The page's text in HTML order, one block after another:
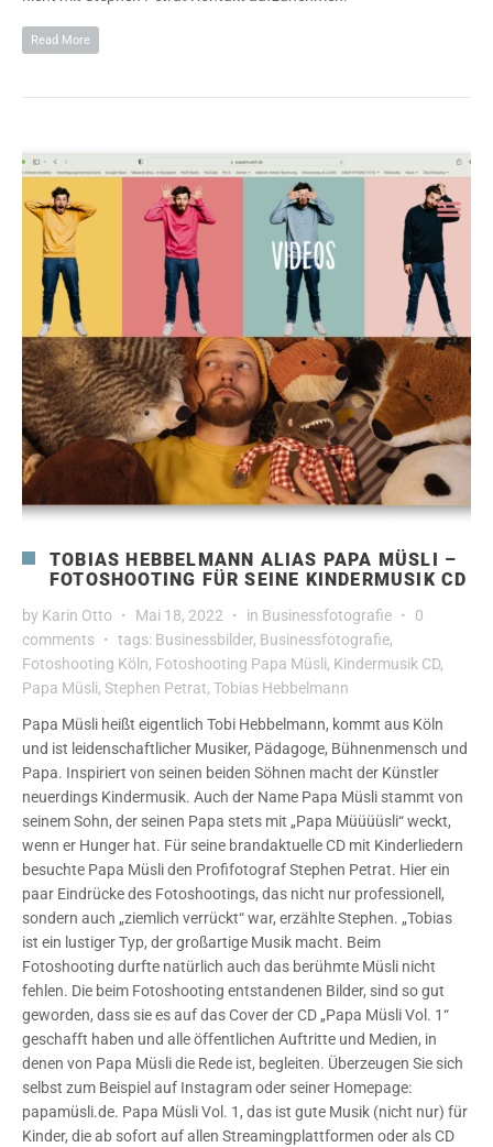
Read More
TOBIAS HEBBELMANN ALIAS PAPA MÜSLI –
FOTOSHOOTING FÜR SEINE KINDERMUSIK CD
by Karin Otto Mai 18, 2022 in Businessfotografie
0
comments
tags: Businessbilder, Businessfotografie,
Fotoshooting Köln, Fotoshooting Papa Müsli, Kindermusik CD,
Papa Müsli, Stephen Petrat, Tobias Hebbelmann
Papa Müsli heißt eigentlich Tobi Hebbelmann, kommt aus Köln
und ist leidenschaftlicher Musiker, Pädagoge, Bühnenmensch und
Papa. Inspiriert von seinen beiden Söhnen macht der Künstler
neuerdings Kindermusik. Auch der Name Papa Müsli stammt von
seinem Sohn, der seinen Papa stets mit „Papa Müüüüsli“ weckt,
wenn er Hunger hat. Für seine brandaktuelle CD mit Kinderliedern
besuchte Papa Müsli den Profifotograf Stephen Petrat. Hier ein
paar Eindrücke des Fotoshootings, das nicht nur professionell,
sondern auch „ziemlich verrückt“ war, erzählte Stephen. „Tobias
ist ein lustiger Typ, der großartige Musik macht. Beim
Fotoshooting durfte natürlich auch das berühmte Müsli nicht
fehlen. Die beim Fotoshooting entstandenen Bilder, sind so gut
geworden, dass sie es auf das Cover der CD „Papa Müsli Vol. 1“
geschafft haben und alle öffentlichen Auftritte und Medien, in
denen von Papa Müsli die Rede ist, begleiten. Überzeugen Sie sich
selbst zum Beispiel auf Instagram oder seiner Homepage:
papamüsli.de. Papa Müsli Vol. 1, das ist gute Musik (nicht nur) für
Kinder, die ab sofort auf allen Streamingplattformen oder als CD